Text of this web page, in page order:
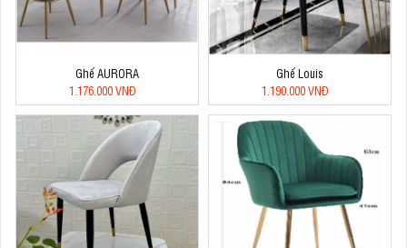
Ghế AURORA
1.176.000 VNĐ
Ghế Louis
1.190.000 VNĐ